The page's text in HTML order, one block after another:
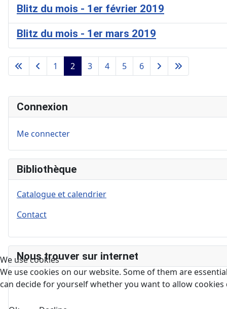
Blitz du mois - 1er février 2019
Blitz du mois - 1er mars 2019
1 2 3 4 5 6
Connexion
Me connecter
Bibliothèque
Catalogue et calendrier
Contact
Nous trouver sur internet
We use cookies
We use cookies on our website. Some of them are
can decide for yourself whether you want to allow